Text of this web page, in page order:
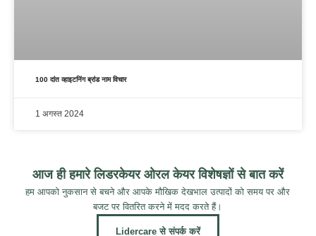
100 दांत व्हाइटनिंग ब्रांड नाम विचार
1 अगस्त 2024
आज ही हमारे लिडरकेयर ओरल केयर विशेषज्ञों से बात करें
हम आपको नुकसान से बचने और आपके मौखिक देखभाल उत्पादों को समय पर और
बजट पर वितरित करने में मदद करते हैं।
Lidercare से संपर्क करें